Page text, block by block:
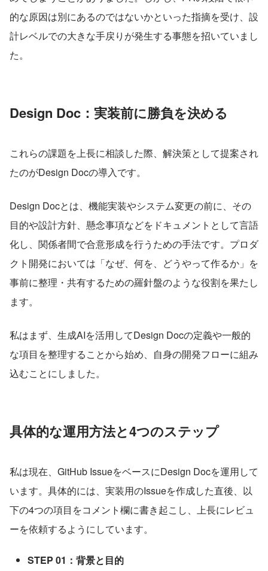
的な原因は別にあるのではないかといった指摘を受け、設
計レベルでの大きな手戻りが発生する事態を招いていまし
た。
Design Doc：実装前に勝負を決める
これらの課題を上長に相談した際、解決策として提案され
たのがDesign Docの導入です。
Design Docとは、機能実装やシステム変更の前に、その
目的や設計方針、懸念事項などをドキュメントとして言語
化し、関係者間で合意形成を行うための手法です。プロダ
クト開発においては「なぜ、何を、どうやって作るか」を
事前に整理・共有するための羅針盤のような役割を果たし
ます。
私はまず、生成AIを活用してDesign Docの定義や一般的
な項目を整理することから始め、自身の開発フローに組み
込むことにしました。
具体的な運用方法と4つのステップ
私は現在、GitHub IssueをベースにDesign Docを運用して
います。具体的には、実装用のIssueを作成した直後、以
下の4つの項目をコメント欄に書き起こし、上長にレビュ
ーを依頼するようにしています。
STEP 01：背景と目的